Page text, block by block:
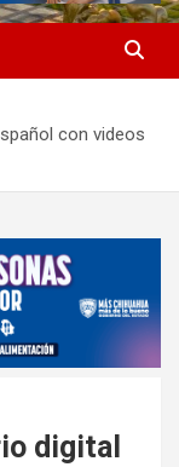
con videos
digital